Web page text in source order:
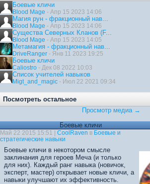
Боевые кличи
Blood Mage - Апр 15 2023 14:06
Магия рун - фракционный нав...
Blood Mage - Апр 15 2023 14:06
Существа Северных Кланов (F...
Blood Mage - Апр 15 2023 14:05
Метамагия - фракционный нав...
DriveRanger - Янв 11 2023 19:25
Боевые кличи
Caliostro - Дек 08 2022 10:03
Список учителей навыков
Migt_and_magic - Июл 22 2021 09:34
Посмотреть остальное
Просмотр медиа →
Боевые кличи
Май 22 2015 15:51 | CoolRaven в Боевые и
стратегические навыки
Боевые кличи в некотором смысле
заклинания для героев Меча (и только
для них). Каждый ранг навыка (новичок,
эксперт, мастер) открывает новые кличи, а
навыки улучшают их эффективность.